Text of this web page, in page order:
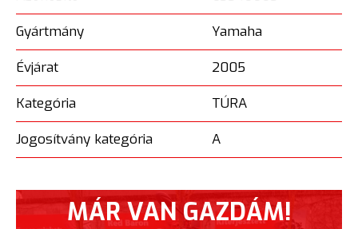
Gyártmány
Yamaha
Évjárat
2005
Kategória
TÚRA
Jogosítvány kategória
A
MÁR VAN GAZDÁM!